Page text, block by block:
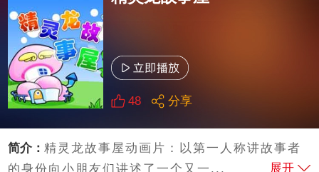
48 分享
简介：精灵龙故事屋动画片：以第一人称讲故事者
的身份向小朋友们讲述了一个又一...
展开